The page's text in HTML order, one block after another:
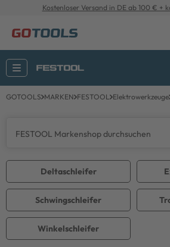
Kostenloser Versand in DE ab 100 € +
GOTOOLS MARKEN FESTOOL Elektrowerkzeuge
Winkelschleifer
Schwingschleifer
Deltaschleifer